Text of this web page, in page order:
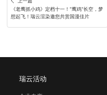
《老鹰抓小鸡》定档十一！"鹰鸡"长空，梦
想起飞！瑞云渲染邀您共赏国漫佳片
瑞云活动